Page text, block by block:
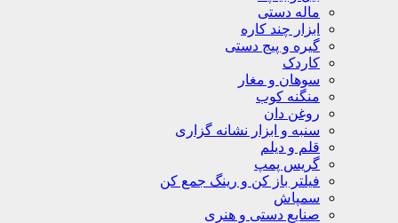
ماله دستی
ابزار چند کاره
گیره و پیج دستی
کاردک
سوهان و مغار
منگنه کوب
روغن دان
سنبه و ابزار نشانه گزاری
قلم و دیلم
گریس پمپ
فیلتر باز کن و رینگ جمع کن
سمپاش
صنایع دستی و هنری